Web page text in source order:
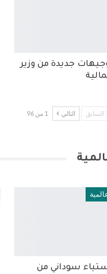
جديدة من وزير
السابق التالي 1 من 96
سوداني من